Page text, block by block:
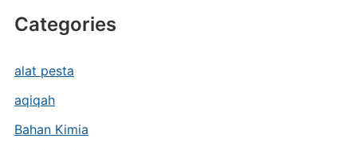
Categories
alat pesta
aqiqah
Bahan Kimia